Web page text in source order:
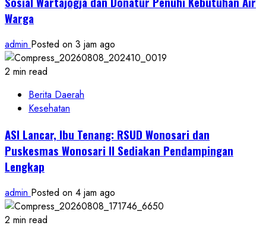
Warga
admin Posted on 3 jam ago
2 min read
Berita Daerah
Kesehatan
ASI Lancar, Ibu Tenang: RSUD Wonosari dan
Puskesmas Wonosari II Sediakan Pendampingan
Lengkap
admin Posted on 4 jam ago
2 min read